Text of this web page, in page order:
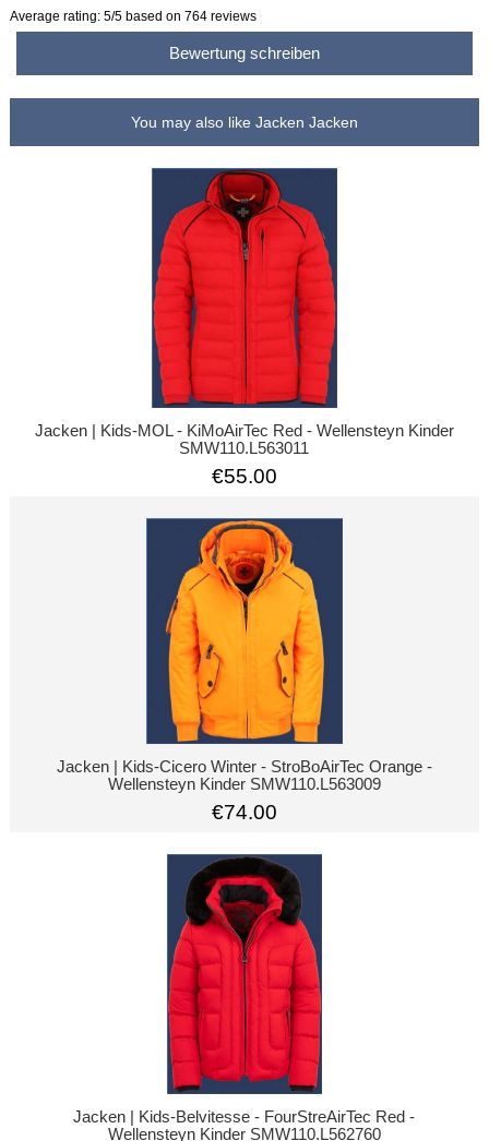
Average rating:5/5 based on764 reviews
Bewertung schreiben
You may also like Jacken Jacken
Jacken | Kids-MOL - KiMoAirTec Red - Wellensteyn Kinder
SMW110.L563011
€55.00
Jacken | Kids-Cicero Winter - StroBoAirTec Orange -
Wellensteyn Kinder SMW110.L563009
€74.00
Jacken | Kids-Belvitesse - FourStreAirTec Red -
Wellensteyn Kinder SMW110.L562760